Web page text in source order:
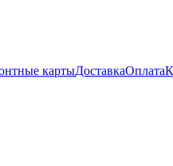
картыДоставкаОплата